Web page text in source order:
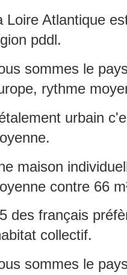
Loire Atlantique
pddl.
sommes le
rythme
urbain
maison
contre 66
des français
collectif.
sommes le